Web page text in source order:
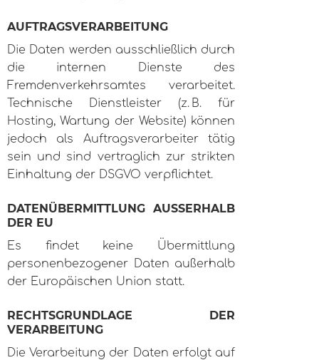
AUFTRAGSVERARBEITUNG
Die Daten werden ausschließlich durch
die internen Dienste des
Fremdenverkehrsamtes verarbeitet.
Technische Dienstleister (z. B. für
Hosting, Wartung der Website) können
jedoch als Auftragsverarbeiter tätig
sein und sind vertraglich zur strikten
Einhaltung der DSGVO verpflichtet.
DATENÜBERMITTLUNG AUSSERHALB
DER EU
Es findet keine Übermittlung
personenbezogener Daten außerhalb
der Europäischen Union statt.
RECHTSGRUNDLAGE DER
VERARBEITUNG
Die Verarbeitung der Daten erfolgt auf